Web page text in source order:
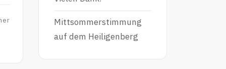
Mittsommerstimmung
auf dem Heiligenberg